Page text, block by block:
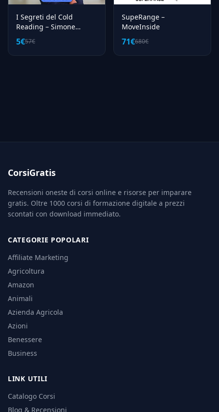
I Segreti del Cold
Reading – Simone
5€57€
SupeRange –
MoveInside
71€680€
CorsiGratis
Recensioni oneste di corsi online e risorse per imparare
gratis. Oltre 1000 corsi di formazione digitale a prezzi
scontati con download immediato.
CATEGORIE POPOLARI
Affiliate Marketing
Agricoltura
Amazon
Animali
Azienda Agricola
Azioni
Benessere
Business
LINK UTILI
Catalogo Corsi
Blog & Recensioni